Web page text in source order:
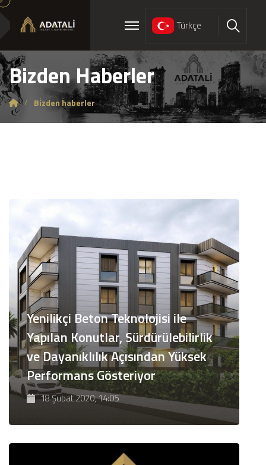
Türkçe Ara
Bizden Haberler
Bi̇zden haberler
Yenilikçi Beton Teknolojisi ile
Yapılan Konutlar, Sürdürülebilirlik
ve Dayanıklılık Açısından Yüksek
Performans Gösteriyor
18 Şubat 2020, 14:05